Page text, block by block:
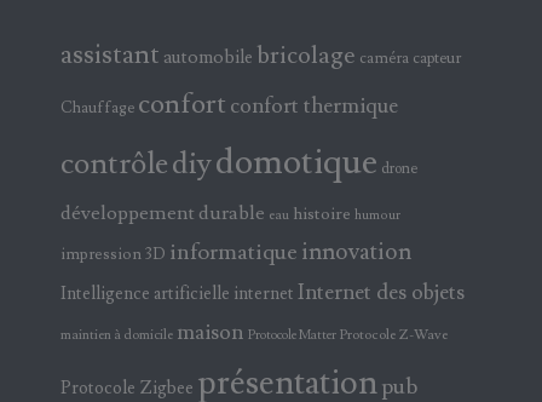
assistant automobile bricolage caméra capteur
Chauffage confort confort thermique
contrôlediydomotique drone
développement durable eau histoire humour
impression 3D informatique innovation
Intelligence artificielle internet Internet des objets
maintien à domicile maison Protocole Matter Protocole Z-Wave
Protocole Zigbee présentationpub